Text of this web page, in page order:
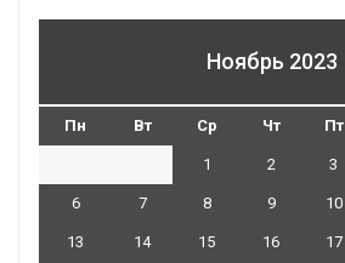
Ноябрь 2023
Пн Вт Ср Чт Пт
1 2 3
6 7 8 9 10
13 14 15 16 17